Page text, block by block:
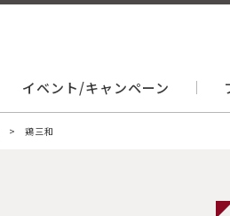
イベント/キャンペーン
鶏三和